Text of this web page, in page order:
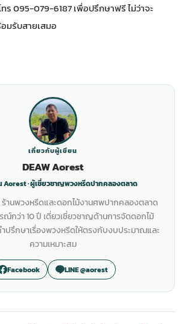
ทร 095-079-6187 เพื่อปรึกษาฟรี ไม่ว่าจะ
มรับสายเสมอ
เกี่ยวกับผู้เขียน
DEAW Aorest
Aorest · ผู้เชี่ยวชาญพวงหรีดปากคลองตลาด
ร้านพวงหรีดและดอกไม้งานศพปากคลองตลาด
ณ์กว่า 10 ปี เดี่ยวเชี่ยวชาญด้านการจัดดอกไม้
ปรึกษาเรื่องพวงหรีดให้ตรงกับงบประมาณและ
ความเหมาะสม
Facebook LINE @aorest